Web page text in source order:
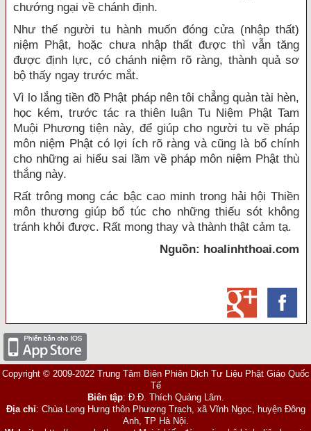
chướng ngại về chánh định.
Như thế người tu hành muốn đóng cửa (nhập thất)
niệm Phật, hoặc chưa nhập thất được thì vẫn tăng
được định lực, có chánh niệm rõ ràng, thành quả sơ
bộ thấy ngay trước mắt.
Vì lo lắng tiền đồ Phật pháp nên tôi chẳng quản tài hèn,
học kém, trước tác ra thiên luận Tu Niệm Phật Tam
Muội Phương tiện này, để giúp cho người tu về pháp
môn niệm Phật có lợi ích rõ ràng và cũng là bổ chính
cho những ai hiểu sai lầm về pháp môn niệm Phật thù
thắng này.
Rất trông mong các bậc cao minh trong hải hội Thiền
môn thương giúp bổ túc cho những thiếu sót không
tránh khỏi được. Rất mong thay và thành thật cảm tạ.
Nguồn: hoalinhthoai.com
Copyright © 2009-2022 Trung Tâm Biên Phiên Dịch Tư Liệu Phật Giáo Quốc
Tế
Biên tập: Đ.Đ. Thích Quảng Lâm.
Địa chỉ: Chùa Long Hưng thôn Phương Trạch, xã Vĩnh Ngọc, huyện Đông
Anh, TP Hà Nội.